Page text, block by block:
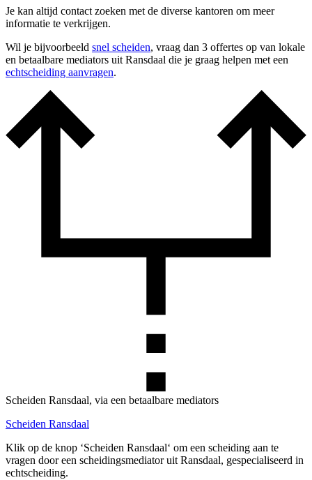
Je kan altijd contact zoeken met de diverse kantoren om meer
informatie te verkrijgen.
Wil je bijvoorbeeld snel scheiden, vraag dan 3 offertes op van lokale
en betaalbare mediators uit Ransdaal die je graag helpen met een
echtscheiding aanvragen.
Scheiden Ransdaal, via een betaalbare mediators
Scheiden Ransdaal
Klik op de knop ‘Scheiden Ransdaal‘ om een scheiding aan te
vragen door een scheidingsmediator uit Ransdaal, gespecialiseerd in
echtscheiding.